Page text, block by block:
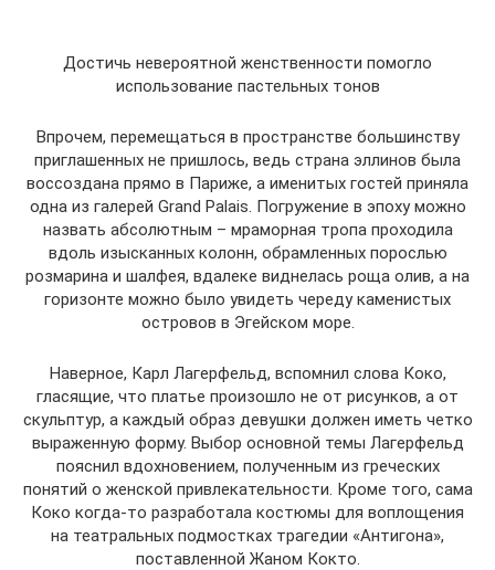
Достичь невероятной женственности помогло
использование пастельных тонов
Впрочем, перемещаться в пространстве большинству
приглашенных не пришлось, ведь страна эллинов была
воссоздана прямо в Париже, а именитых гостей приняла
одна из галерей Grand Palais. Погружение в эпоху можно
назвать абсолютным – мраморная тропа проходила
вдоль изысканных колонн, обрамленных порослью
розмарина и шалфея, вдалеке виднелась роща олив, а на
горизонте можно было увидеть череду каменистых
островов в Эгейском море.
Наверное, Карл Лагерфельд, вспомнил слова Коко,
гласящие, что платье произошло не от рисунков, а от
скульптур, а каждый образ девушки должен иметь четко
выраженную форму. Выбор основной темы Лагерфельд
пояснил вдохновением, полученным из греческих
понятий о женской привлекательности. Кроме того, сама
Коко когда-то разработала костюмы для воплощения
на театральных подмостках трагедии «Антигона»,
поставленной Жаном Кокто.